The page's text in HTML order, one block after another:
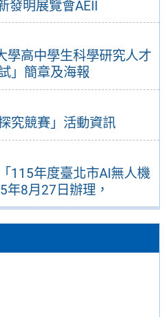
發明展覽會AEII
學高中學生科學研究人才
」簡章及海報
究競賽」活動資訊
115年度臺北市AI無人機
8月27日辦理，